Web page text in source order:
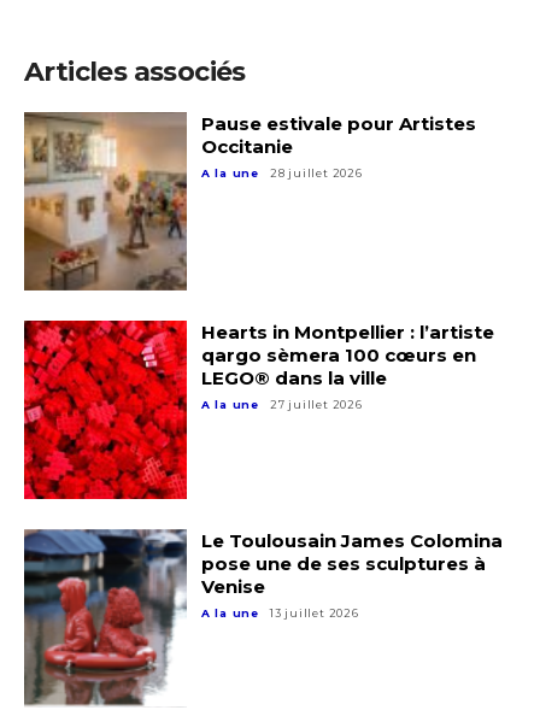
Articles associés
Pause estivale pour Artistes
Occitanie
A la une 28 juillet 2026
Hearts in Montpellier : l’artiste
qargo sèmera 100 cœurs en
LEGO® dans la ville
A la une 27 juillet 2026
Le Toulousain James Colomina
pose une de ses sculptures à
Venise
A la une 13 juillet 2026